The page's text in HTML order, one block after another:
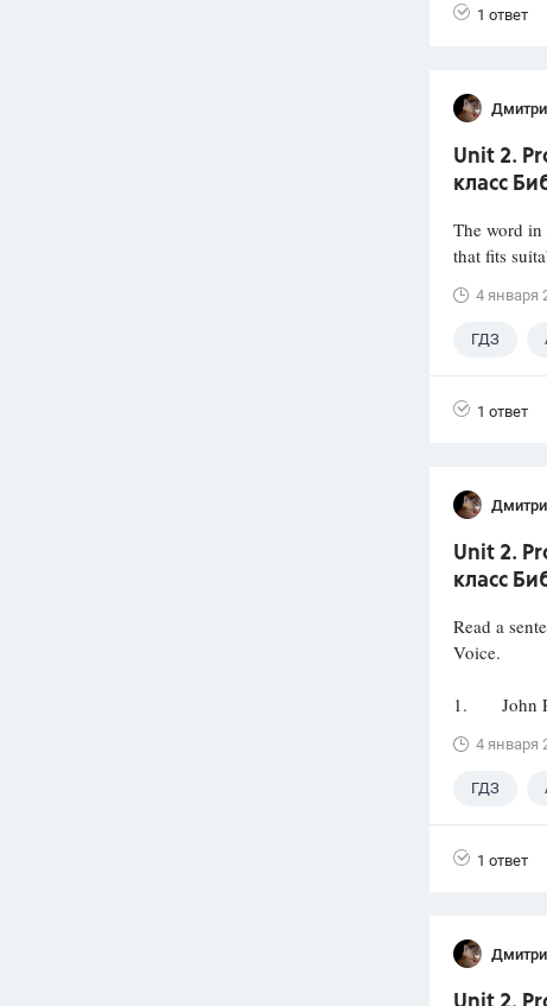
1 ответ
Unit 2.
класс
The word in
that fits
4 января
ГДЗ
1 ответ
Unit 2.
класс
Read a
Voice.
1. John
4 января
ГДЗ
1 ответ